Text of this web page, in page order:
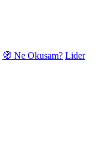
🧭 Ne Okusam? Lider